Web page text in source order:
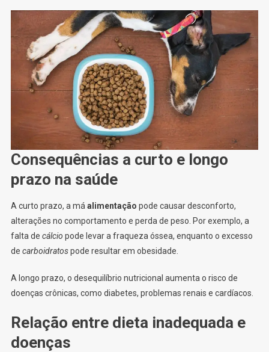
Consequências a curto e longo
prazo na saúde
A curto prazo, a má alimentação pode causar desconforto,
alterações no comportamento e perda de peso. Por exemplo, a
falta de cálcio pode levar a fraqueza óssea, enquanto o excesso
de carboidratospode resultar em obesidade.
A longo prazo, o desequilíbrio nutricional aumenta o risco de
doenças crônicas, como diabetes, problemas renais e cardíacos.
Relação entre dieta inadequada e
doenças